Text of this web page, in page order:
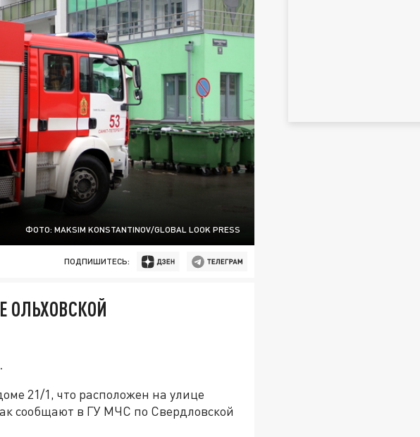
ФОТО: MAKSIM KONSTANTINOV/GLOBAL LOOK PRESS
ПОДПИШИТЕСЬ:
ОЛЬХОВСКОЙ
21/1, что расположен на улице
сообщают в ГУ МЧС по Свердловской